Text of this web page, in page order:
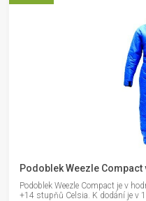
Podoblek Weezle Compact
Podoblek Weezle Compact je v
+14 stupňů Celsia. K dodání je v